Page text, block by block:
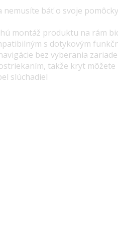
nemusíte báť o svoje
montáž produktu na rám
s dotykovým
bez vyberania
takže kryt môžete
slúchadiel